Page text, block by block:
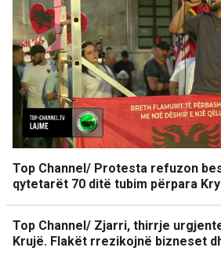
Top Channel/ Protesta refuzon
qytetarët 70 ditë tubim përpara
Top Channel/ Zjarri, thirrje
Krujë. Flakët rrezikojnë bizneset